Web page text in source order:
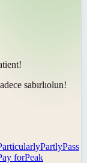
!
sabırlıolun!
PartlyPass
forPeak